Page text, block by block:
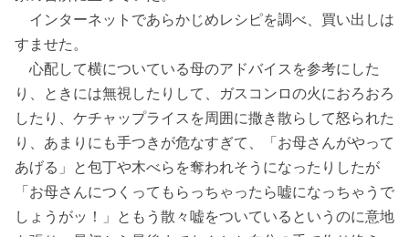
インターネットであらかじめレシピを調べ、買い出しは
すませた。
心配して横についている母のアドバイスを参考にした
り、ときには無視したりして、ガスコンロの火におろおろ
したり、ケチャップライスを周囲に撒き散らして怒られた
り、あまりにも手つきが危なすぎて、「お母さんがやって
あげる」と包丁や木べらを奪われそうになったりしたが
「お母さんにつくってもらっちゃったら嘘になっちゃうで
しょうがッ！」ともう散々嘘をついているというのに意地